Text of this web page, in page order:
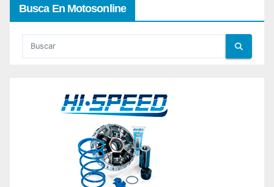
Busca En Motosonline